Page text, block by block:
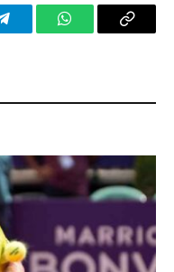
TelegramWhatsAppCopy